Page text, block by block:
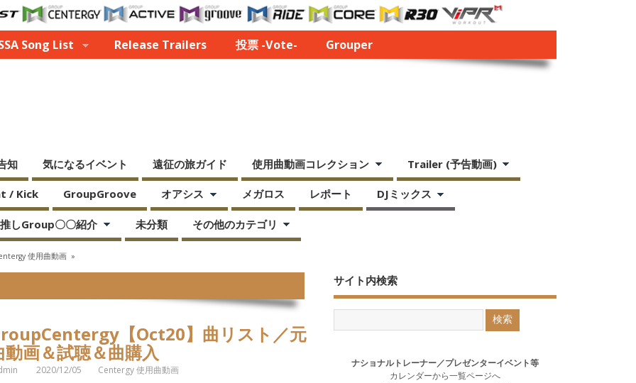
Song List Release Trailers 投票 -Vote- Grouper
知 気になるイベント 遠征の旅ガイド 使用曲動画コレクション Trailer (予告動画)
/ Kick GroupGroove オアシス メガロス レポート DJミックス
しGroup〇〇紹介 未分類 その他のカテゴリ
使用曲動画»
【Oct20】曲リスト／元
動画＆試聴＆曲購入
2020/12/05 Centergy 使用曲動画
サイト内検索
ナショナルトレーナー／プレゼンターイベント等
カレンダーから一覧ページへ